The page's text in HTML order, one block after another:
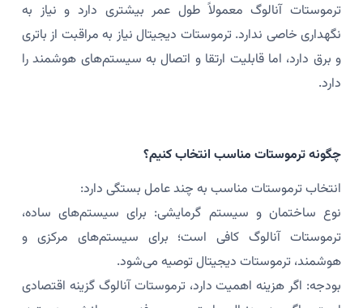
ترموستات آنالوگ معمولاً طول عمر بیشتری دارد و نیاز به
نگهداری خاصی ندارد. ترموستات دیجیتال نیاز به مراقبت از باتری
و برق دارد، اما قابلیت ارتقا و اتصال به سیستم‌های هوشمند را
دارد.
چگونه ترموستات مناسب انتخاب کنیم؟
انتخاب ترموستات مناسب به چند عامل بستگی دارد:
نوع ساختمان و سیستم گرمایشی: برای سیستم‌های ساده،
ترموستات آنالوگ کافی است؛ برای سیستم‌های مرکزی و
هوشمند، ترموستات دیجیتال توصیه می‌شود.
بودجه: اگر هزینه اهمیت دارد، ترموستات آنالوگ گزینه اقتصادی